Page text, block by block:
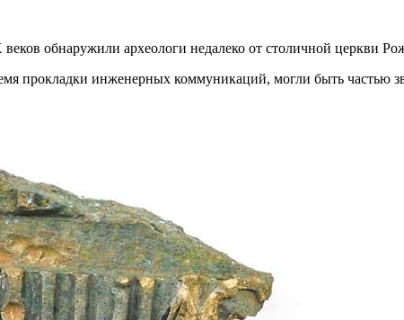
обнаружили археологи недалеко от столичной церкви
прокладки инженерных коммуникаций, могли быть частью